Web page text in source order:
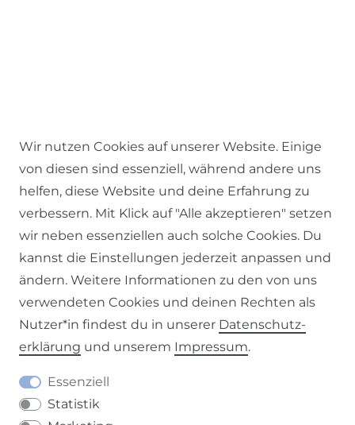
DU HAST FRAGEN ZU DEINER
Wir nutzen Cookies auf unserer Website. Einige
von diesen sind essenziell, während andere uns
helfen, diese Website und deine Erfahrung zu
verbessern. Mit Klick auf "Alle akzeptieren" setzen
wir neben essenziellen auch solche Cookies. Du
kannst die Einstellungen jederzeit anpassen und
ändern. Weitere Informationen zu den von uns
verwendeten Cookies und deinen Rechten als
Nutzer*in findest du in unserer Daten­schutz­
erklärung und unserem Impressum.
Essenziell
Statistik